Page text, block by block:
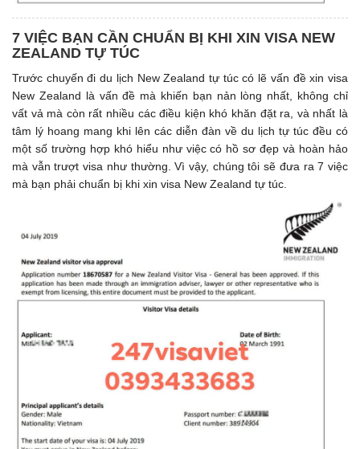
7 VIỆC BẠN CẦN CHUẨN BỊ KHI XIN VISA NEW
ZEALAND TỰ TÚC
Trước chuyến đi du lịch New Zealand tự túc có lẽ vấn đề xin visa
New Zealand là vấn đề mà khiến bạn nản lòng nhất, không chỉ
vất vả mà còn rất nhiều các điều kiện khó khăn đặt ra, và nhất là
tâm lý hoang mang khi lên các diễn đàn về du lịch tự túc đều có
một số trường hợp khó hiểu như việc có hồ sơ đẹp và hoàn hảo
mà vẫn trượt visa như thường. Vì vậy, chúng tôi sẽ đưa ra 7 việc
mà bạn phải chuẩn bị khi xin visa New Zealand tự túc.